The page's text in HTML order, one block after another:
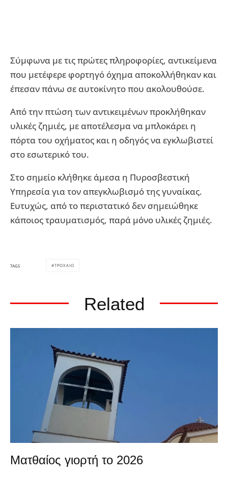
Σύμφωνα με τις πρώτες πληροφορίες, αντικείμενα
που μετέφερε φορτηγό όχημα αποκολλήθηκαν και
έπεσαν πάνω σε αυτοκίνητο που ακολουθούσε.
Από την πτώση των αντικειμένων προκλήθηκαν
υλικές ζημιές, με αποτέλεσμα να μπλοκάρει η
πόρτα του οχήματος και η οδηγός να εγκλωβιστεί
στο εσωτερικό του.
Στο σημείο κλήθηκε άμεσα η Πυροσβεστική
Υπηρεσία για τον απεγκλωβισμό της γυναίκας.
Ευτυχώς, από το περιστατικό δεν σημειώθηκε
κάποιος τραυματισμός, παρά μόνο υλικές ζημιές.
TAGS ΤΡΟΧΑΙΟ
Related
Ματθαίος γιορτή το 2026